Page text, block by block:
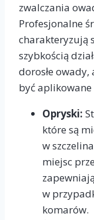
zwalczania
Profesjonalne
charakteryzują
szybkością
dorosłe
być
Opryski:
które są
w
miejsc
w
komarów.